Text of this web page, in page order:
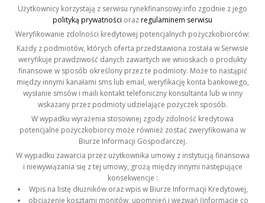
Użytkownicy korzystają z serwisu rynekfinansowy.info zgodnie z jego
polityką prywatności orazregulaminem serwisu
Weryfikowanie zdolności kredytowej potencjalnych pożyczkobiorców:
Każdy z podmiotów, których oferta przedstawiona została w Serwisie
weryfikuje prawdziwość danych zawartych we wnioskach o produkty
finansowe w sposób określony przez te podmioty. Może to nastąpić
między innymi kanałami sms lub email, weryfikację konta bankowego,
wysłanie smsów i maili kontakt telefoniczny konsultanta lub w inny
wskazany przez podmioty udzielające pożyczek sposób.
W wypadku wyrażenia stosownej zgody zdolność kredytowa
potencjalne pożyczkobiorcy może również zostać zweryfikowana w
Biurze Informacji Gospodarczej.
W wypadku zawarcia przez użytkownika umowy z instytucją finansowa
i niewywiązania się z tej umowy, grożą między innymi następujące
konsekwencje :
Wpis na listę dłużników oraz wpis w Biurze Informacji Kredytowej,
obciążenie kosztami monitów, upomnień i wezwań (informacje co